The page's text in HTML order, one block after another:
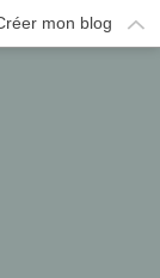
mon blog